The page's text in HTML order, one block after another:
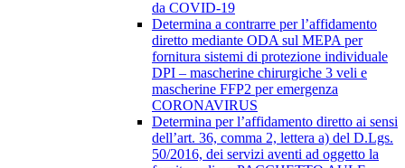
da COVID-19
Determina a contrarre per l’affidamento
diretto mediante ODA sul MEPA per
fornitura sistemi di protezione individuale
DPI – mascherine chirurgiche 3 veli e
mascherine FFP2 per emergenza
CORONAVIRUS
Determina per l’affidamento diretto ai sensi
dell’art. 36, comma 2, lettera a) del D.Lgs.
50/2016, dei servizi aventi ad oggetto la